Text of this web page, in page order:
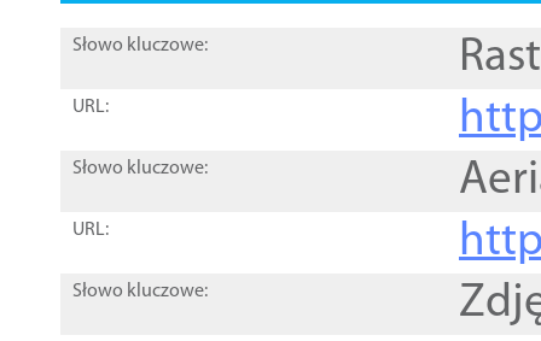
Słowo kluczowe:
URL:
Słowo kluczowe:
URL:
Słowo kluczowe: